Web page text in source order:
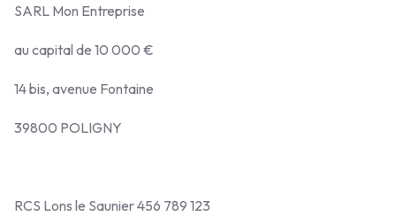
SARL Mon Entreprise
au capital de 10 000 €
14 bis, avenue Fontaine
39800 POLIGNY
RCS Lons le Saunier 456 789 123